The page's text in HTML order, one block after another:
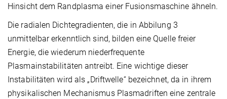
Hinsicht dem Randplasma einer Fusionsmaschine ähneln.
Die radialen Dichtegradienten, die in Abbilung 3
unmittelbar erkenntlich sind, bilden eine Quelle freier
Energie, die wiederum niederfrequente
Plasmainstabilitäten antreibt. Eine wichtige dieser
Instabilitäten wird als „Driftwelle“ bezeichnet, da in ihrem
physikalischen Mechanismus Plasmadriften eine zentrale